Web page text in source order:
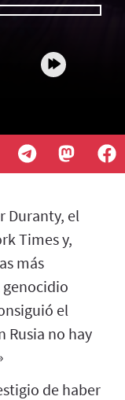
Duranty, el
Times y,
más
el
Rusia no hay
de haber